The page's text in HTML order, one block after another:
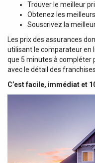
Trouver le meilleur
Obtenez les
Souscrivez la
Les prix des assurances
utilisant le comparateur en
que 5 minutes à compléter
avec le détail des
C’est facile, immédiat et